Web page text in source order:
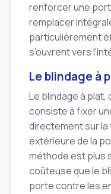
renforcer une
remplacer
particulièrement
s'ouvrent vers
Le blindage à
Le blindage à plat,
consiste à fixer
directement sur
extérieure de la
méthode est plus
coûteuse que le
porte contre les